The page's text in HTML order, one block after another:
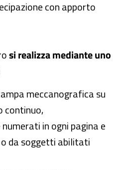
con apporto
si realizza mediante uno
meccanografica su
continuo,
in ogni pagina e
da soggetti abilitati